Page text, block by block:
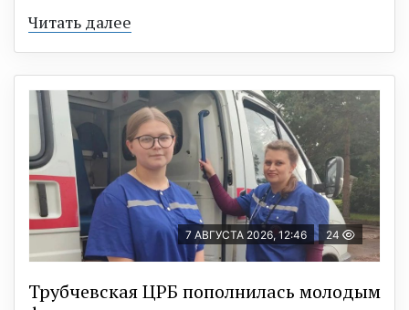
Читать далее
7 АВГУСТА 2026, 12:46 24
Трубчевская ЦРБ пополнилась молодым